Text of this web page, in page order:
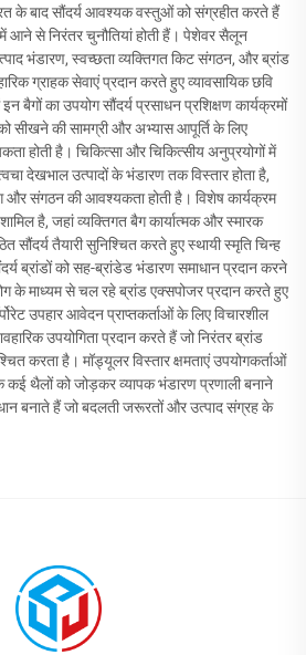
के बाद सौंदर्य आवश्यक वस्तुओं को संग्रहीत करते हैं
आने से निरंतर चुनौतियां होती हैं। पेशेवर सैलून
भंडारण, स्वच्छता व्यक्तिगत किट संगठन, और ब्रांड
ग्राहक सेवाएं प्रदान करते हुए व्यावसायिक छवि
बैगों का उपयोग सौंदर्य प्रसाधन प्रशिक्षण कार्यक्रमों
सीखने की सामग्री और अभ्यास आपूर्ति के लिए
होती है। चिकित्सा और चिकित्सीय अनुप्रयोगों में
देखभाल उत्पादों के भंडारण तक विस्तार होता है,
और संगठन की आवश्यकता होती है। विशेष कार्यक्रम
है, जहां व्यक्तिगत बैग कार्यात्मक और स्मारक
सौंदर्य तैयारी सुनिश्चित करते हुए स्थायी स्मृति चिन्ह
ब्रांडों को सह-ब्रांडेड भंडारण समाधान प्रदान करने
के माध्यम से चल रहे ब्रांड एक्सपोजर प्रदान करते हुए
उपहार आवेदन प्राप्तकर्ताओं के लिए विचारशील
उपयोगिता प्रदान करते हैं जो निरंतर ब्रांड
करता है। मॉड्यूलर विस्तार क्षमताएं उपयोगकर्ताओं
कई थैलों को जोड़कर व्यापक भंडारण प्रणाली बनाने
बनाते हैं जो बदलती जरूरतों और उत्पाद संग्रह के